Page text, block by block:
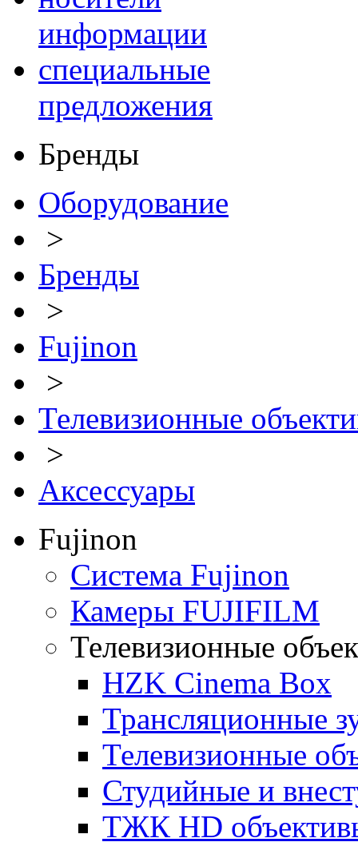
информации
специальные
предложения
Бренды
Оборудование
>
Бренды
>
Fujinon
>
Телевизионные
>
Аксессуары
Fujinon
Система Fujinon
Камеры FUJIFILM
Телевизионные
HZK Cinema Box
Трансляционные
Телевизионные
Студийные и
ТЖК HD